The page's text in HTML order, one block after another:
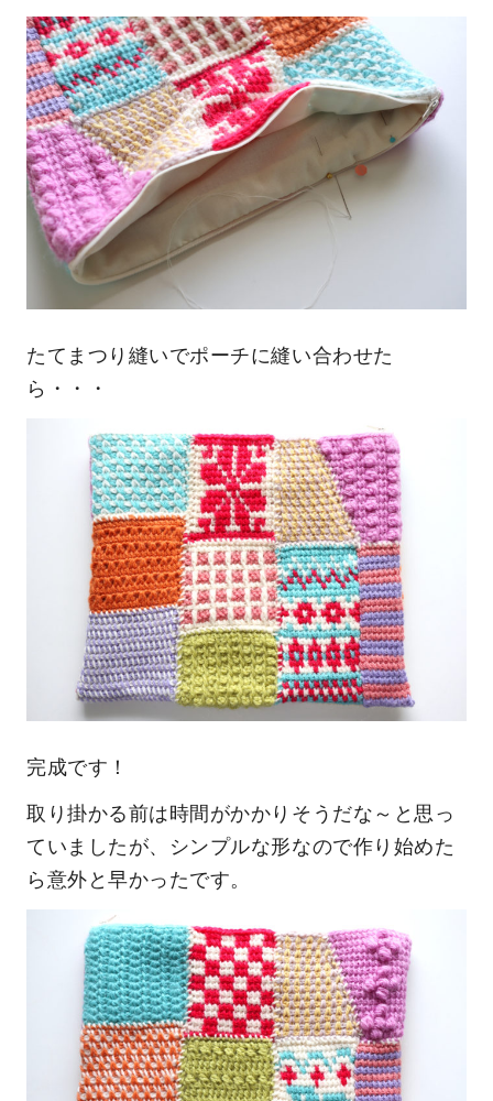
たてまつり縫いでポーチに縫い合わせた
ら・・・
完成です！
取り掛かる前は時間がかかりそうだな～と思っ
ていましたが、シンプルな形なので作り始めた
ら意外と早かったです。